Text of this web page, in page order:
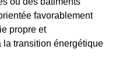
favorablement
propre et
transition énergétique